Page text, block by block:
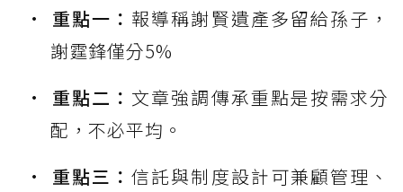
重點一： 報導稱謝賢遺產多留給孫子，
謝霆鋒僅分5%
重點二： 文章強調傳承重點是按需求分
配，不必平均。
重點三：信託與制度設計可兼顧管理、